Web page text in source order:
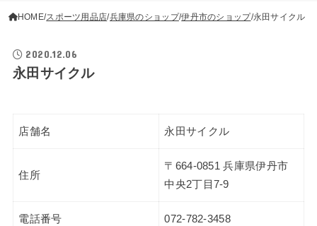
HOME スポーツ用品店 兵庫県のショップ 伊丹市のショップ 永田サイクル
2020.12.06
永田サイクル
店舗名 永田サイクル
住所
〒664-0851 兵庫県伊丹市
中央2丁目7-9
電話番号 072-782-3458